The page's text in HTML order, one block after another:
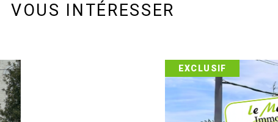
VOUS INTÉRESSER
EXCLUSIF